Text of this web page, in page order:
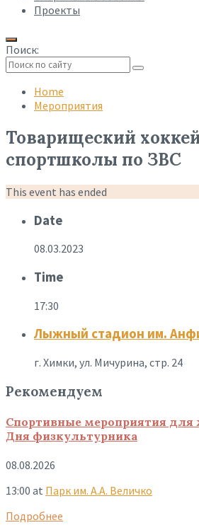
Проекты
Поиск:
search
Home
Мероприятия
Товарищеский
спортшколы по ЗВС
This event has ended
Date
08.03.2023
Time
17:30
Лыжный стадион им.
г. Химки, ул. Мичурина, стр. 24
Рекомендуем
Спортивные мероприятия для
Дня физкультурника
08.08.2026
13:00 at Парк им. А.А. Величко
Подробнее